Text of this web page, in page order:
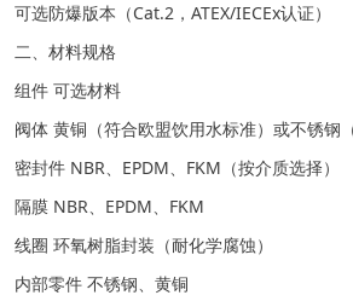
可选防爆版本（Cat.2，ATEX/IECEx认证）
二、材料规格
组件 可选材料
阀体 黄铜（符合欧盟饮用水标准）或不锈钢
密封件 NBR、EPDM、FKM（按介质选择）
隔膜 NBR、EPDM、FKM
线圈 环氧树脂封装（耐化学腐蚀）
内部零件 不锈钢、黄铜